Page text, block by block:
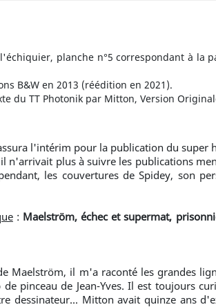
planche n°5 correspondant à la
B&W en 2013 (réédition en 2021).
du TT Photonik par Mitton, Version
l'intérim pour la publication du super
n'arrivait plus à suivre les publications
les couvertures de Spidey, son
: Maelström, échec et supermat,
Maelström, il m'a raconté les grandes
pinceau de Jean-Yves. Il est toujours
dessinateur... Mitton avait quinze ans